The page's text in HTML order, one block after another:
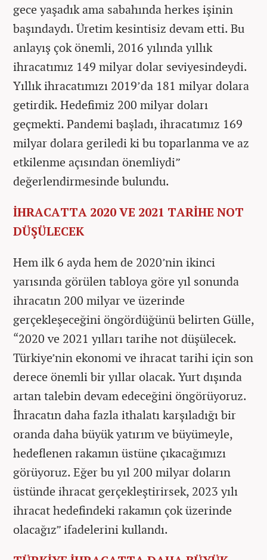
gece yaşadık ama sabahında herkes işinin
başındaydı. Üretim kesintisiz devam etti. Bu
anlayış çok önemli, 2016 yılında yıllık
ihracatımız 149 milyar dolar seviyesindeydi.
Yıllık ihracatımızı 2019’da 181 milyar dolara
getirdik. Hedefimiz 200 milyar doları
geçmekti. Pandemi başladı, ihracatımız 169
milyar dolara geriledi ki bu toparlanma ve az
etkilenme açısından önemliydi”
değerlendirmesinde bulundu.
İHRACATTA 2020 VE 2021 TARİHE NOT
DÜŞÜLECEK
Hem ilk 6 ayda hem de 2020’nin ikinci
yarısında görülen tabloya göre yıl sonunda
ihracatın 200 milyar ve üzerinde
gerçekleşeceğini öngördüğünü belirten Gülle,
“2020 ve 2021 yılları tarihe not düşülecek.
Türkiye’nin ekonomi ve ihracat tarihi için son
derece önemli bir yıllar olacak. Yurt dışında
artan talebin devam edeceğini öngörüyoruz.
İhracatın daha fazla ithalatı karşıladığı bir
oranda daha büyük yatırım ve büyümeyle,
hedeflenen rakamın üstüne çıkacağımızı
görüyoruz. Eğer bu yıl 200 milyar doların
üstünde ihracat gerçekleştirirsek, 2023 yılı
ihracat hedefindeki rakamın çok üzerinde
olacağız” ifadelerini kullandı.